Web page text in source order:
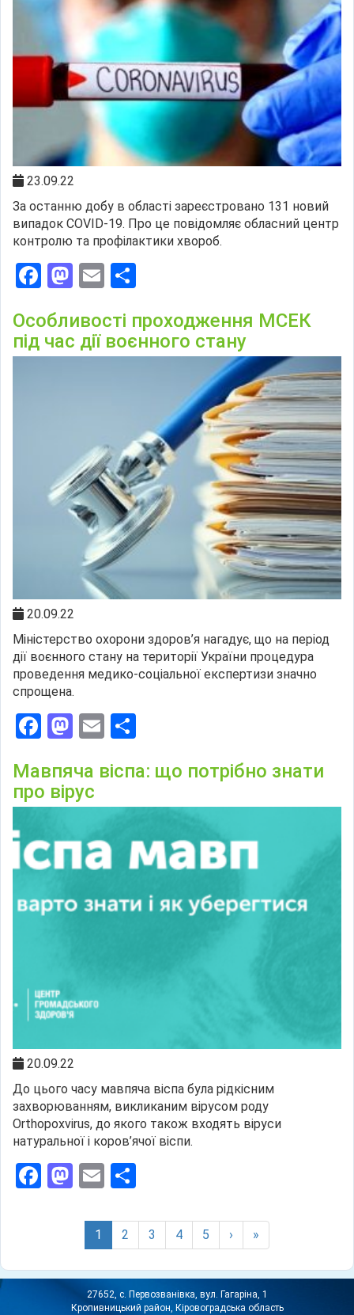
23.09.22
За останню добу в області зареєстровано 131 новий
випадок СOVID-19. Про це повідомляє обласний центр
контролю та профілактики хвороб.
Facebook
Mastodon
Email
Особливості проходження МСЕК
під час дії воєнного стану
20.09.22
Міністерство охорони здоров’я нагадує, що на період
дії воєнного стану на території України процедура
проведення медико-соціальної експертизи значно
спрощена.
Facebook
Mastodon
Email
Мавпяча віспа: що потрібно знати
про вірус
20.09.22
До цього часу мавпяча віспа була рідкісним
захворюванням, викликаним вірусом роду
Orthopoxvirus, до якого також входять віруси
натуральної і коров’ячої віспи.
Facebook
Mastodon
Email
1 (current)
2 3 4 5 › »
27652, с. Первозванівка, вул. Гагаріна, 1
Кропивницький район, Кіровоградська область